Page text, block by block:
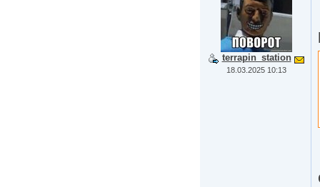
terrapin_station
18.03.2025 10:13